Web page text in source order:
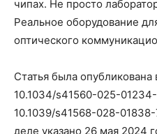
чипах. Не просто
Реальное оборудование
оптического
Статья была опубликована
10.1034/s41560-025-
10.1039/s41568-028-
деле указано 26 мая 2024